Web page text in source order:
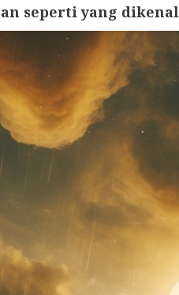
seperti yang